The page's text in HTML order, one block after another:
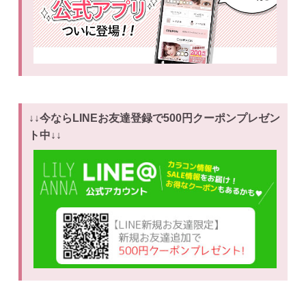
↓↓今ならLINEお友達登録で500円クーポンプレゼン
ト中↓↓